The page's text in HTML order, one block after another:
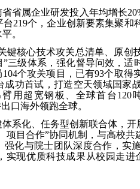
省属企业研发投入年均增长
219个，企业创新要素集聚
。
键核心技术攻关总清单、原创
三级体系，强化督导问效，适
个攻关项目，已有93个取
成功首试，打造空天领域国家
用超宽钢板、全球首台120
口海外领跑全球。
系化、任务型创新联合体，开
项目合作”协同机制，与高校
化与院士团队深度合作，实
实现优质科技成果从校园走进